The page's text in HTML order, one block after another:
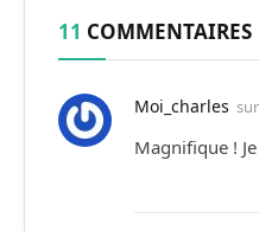
11 COMMENTAIRES
Moi_charles sur
Magnifique !